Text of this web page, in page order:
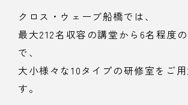
クロス・ウェーブ船橋では、
最大212名収容の講堂から6名程度
で、
大小様々な10タイプの研修室をご
す。